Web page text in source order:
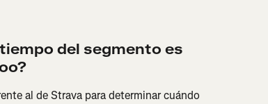
del segmento es
al de Strava para determinar cuándo